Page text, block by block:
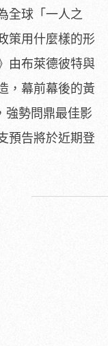
全球「一人之
策用什麼樣的形
由布萊德彼特與
， 幕前幕後的黃
強勢問鼎最佳影
預告將於近期登